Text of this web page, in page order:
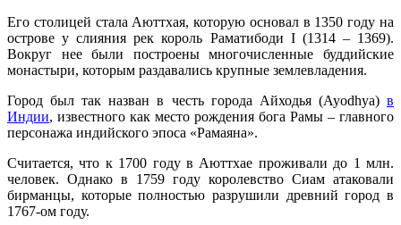
Его столицей стала Аюттхая, которую основал в 1350 году на
острове у слияния рек король Раматибоди I (1314 – 1369).
Вокруг нее были построены многочисленные буддийские
монастыри, которым раздавались крупные землевладения.
Город был так назван в честь города Айходья (Ayodhya) в
Индии, известного как место рождения бога Рамы – главного
персонажа индийского эпоса «Рамаяна».
Считается, что к 1700 году в Аюттхае проживали до 1 млн.
человек. Однако в 1759 году королевство Сиам атаковали
бирманцы, которые полностью разрушили древний город в
1767-ом году.